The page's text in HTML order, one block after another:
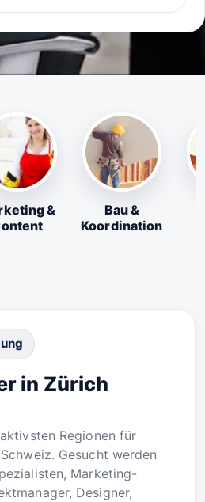
&
Bau &
Koordination
in Zürich
Regionen für
Gesucht werden
Marketing-
Designer,